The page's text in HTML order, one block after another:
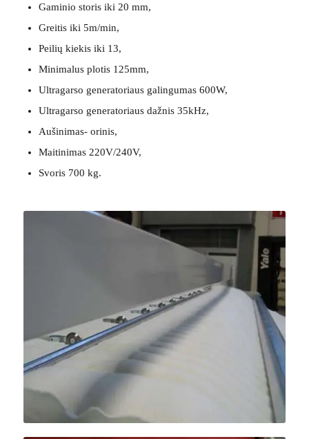
Gaminio storis iki 20 mm,
Greitis iki 5m/min,
Peilių kiekis iki 13,
Minimalus plotis 125mm,
Ultragarso generatoriaus galingumas 600W,
Ultragarso generatoriaus dažnis 35kHz,
Aušinimas- orinis,
Maitinimas 220V/240V,
Svoris 700 kg.